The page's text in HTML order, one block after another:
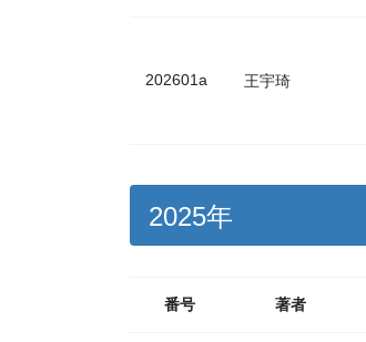
202601a 王宇琦
2025年
番号 著者